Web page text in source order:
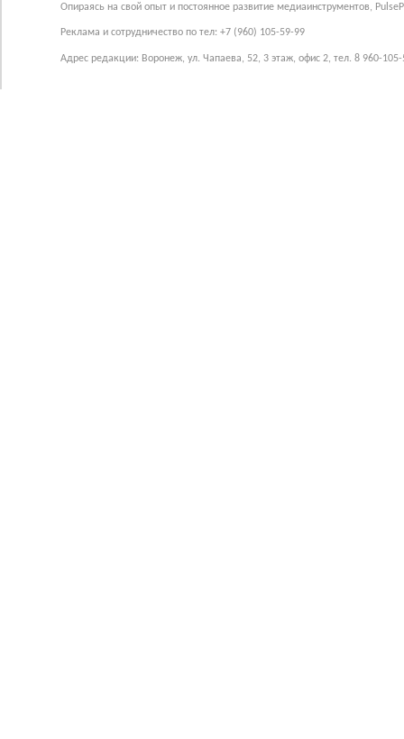
Опираясь на свой опыт и постоянное развитие медиаинструментов,
Реклама и сотрудничество по тел: +7 (960) 105-59-99
Адрес редакции: Воронеж, ул. Чапаева, 52, 3 этаж, офис 2, тел. 8 960-